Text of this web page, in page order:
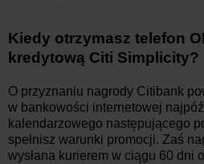
Kiedy otrzymasz telefon
kredytową Citi Simplicity?
O przyznaniu nagrody Citibank
w bankowości internetowej
kalendarzowego następującego
spełnisz warunki promocji. Zaś
wysłana kurierem w ciągu 60 dni